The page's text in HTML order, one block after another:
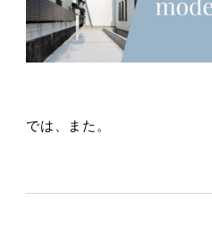
では、また。